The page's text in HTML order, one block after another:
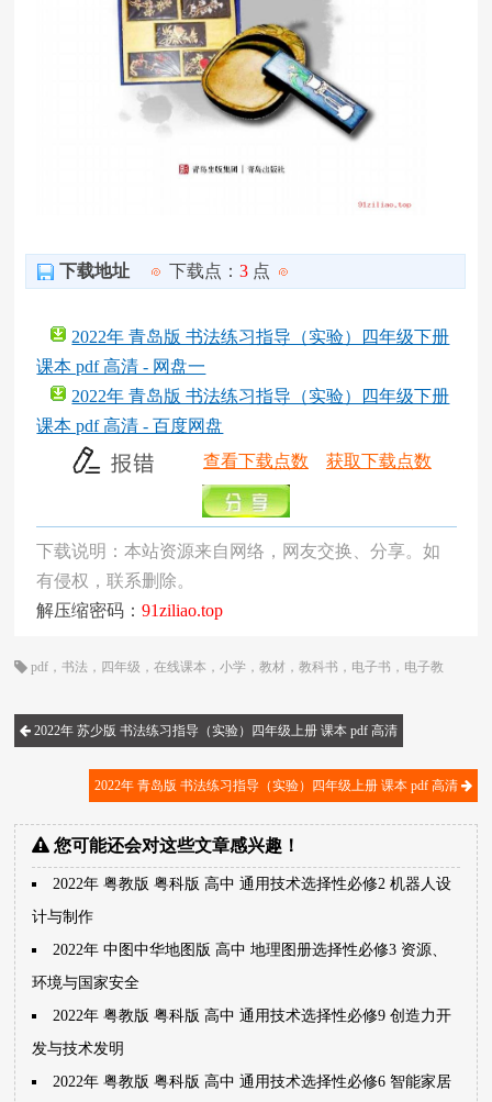
下载地址 下载点：3 点
2022年 青岛版 书法练习指导（实验）四年级下册
课本 pdf 高清 - 网盘一
2022年 青岛版 书法练习指导（实验）四年级下册
课本 pdf 高清 - 百度网盘
查看下载点数
获取下载点数
下载说明：本站资源来自网络，网友交换、分享。如
有侵权，联系删除。
解压缩密码：91ziliao.top
pdf ，书法 ， 四年级 ，在线课本 ，小学 ，教材 ，教科书 ， 电子书 ， 电子教
2022年 苏少版 书法练习指导（实验）四年级上册 课本 pdf 高清
2022年 青岛版 书法练习指导（实验）四年级上册 课本 pdf 高清
您可能还会对这些文章感兴趣！
2022年 粤教版 粤科版 高中 通用技术选择性必修2 机器人设
计与制作
2022年 中图中华地图版 高中 地理图册选择性必修3 资源、
环境与国家安全
2022年 粤教版 粤科版 高中 通用技术选择性必修9 创造力开
发与技术发明
2022年 粤教版 粤科版 高中 通用技术选择性必修6 智能家居